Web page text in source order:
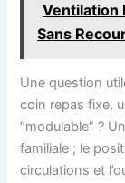
Ventilation
Sans
Une question
coin repas fixe,
“modulable” ?
familiale ; le
circulations et